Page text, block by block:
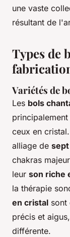
une vaste
résultant de
Types de
Variétés de
Les bols
ceux en
alliage de
chakras
leur son riche
la thérapie
en cristal sont
précis et
différente.